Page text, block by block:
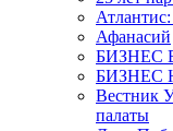
Афанасий
БИЗНЕС
БИЗНЕС
Вестник
палаты